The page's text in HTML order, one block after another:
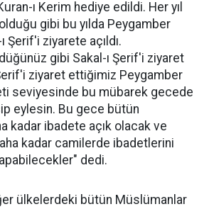
ı Kerim hediye edildi. Her yıl
gibi bu yılda Peygamber
Şerif'i ziyarete açıldı.
gibi Sakal-ı Şerif'i ziyaret
ziyaret ettiğimiz Peygamber
seviyesinde bu mübarek gecede
eylesin. Bu gece bütün
kadar ibadete açık olacak ve
kadar camilerde ibadetlerini
dedi.
ülkelerdeki bütün Müslümanlar